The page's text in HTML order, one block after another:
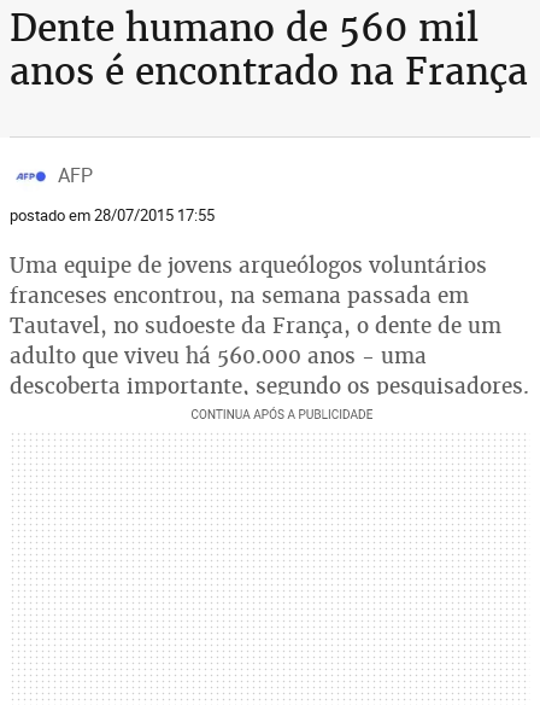
Dente humano de 560 mil
anos é encontrado na França
AFP
postado em 28/07/2015 17:55
Uma equipe de jovens arqueólogos voluntários
franceses encontrou, na semana passada em
Tautavel, no sudoeste da França, o dente de um
adulto que viveu há 560.000 anos - uma
descoberta importante, segundo os pesquisadores.